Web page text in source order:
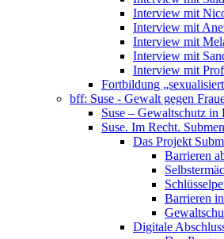
Interview mit
Interview mit
Interview mit
Interview mit
Interview mit
Fortbildung
bff: Suse - Gewalt gegen
Suse – Gewaltschutz in
Suse. Im Recht.
Das Projekt
Barrieren
Barrieren
Digitale